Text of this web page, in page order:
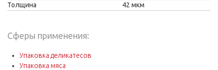
Толщина
42 мкм
Сферы применения:
Упаковка деликатесов
Упаковка мяса